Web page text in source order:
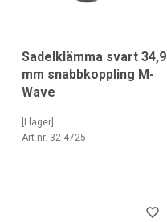
Sadelklämma svart 34,9
mm snabbkoppling M-
Wave
[I lager]
Art nr. 32-4725